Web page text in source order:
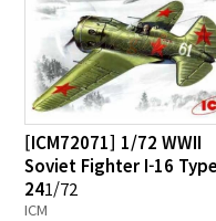
[ICM72071] 1/72 WWII
Soviet Fighter I-16 Type
241/72
ICM